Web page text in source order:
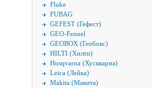
Fluke
FUBAG
GEFEST (Гефест)
GEO-Fennel
GEOBOX (Геобокс)
HILTI (Хилти)
Husqvarna (Хускварна)
Leica (Лейка)
Makita (Макита)